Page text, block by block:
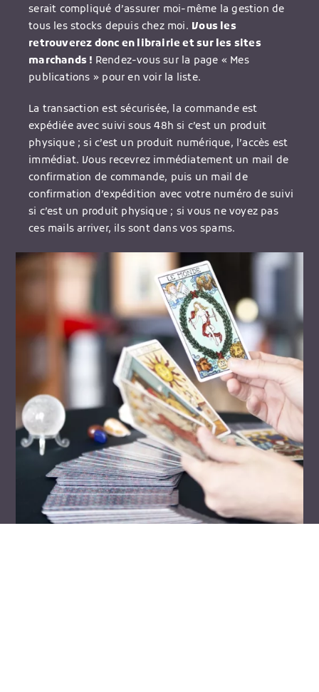
serait compliqué d’assurer moi-même la gestion de
tous les stocks depuis chez moi. Vous les
retrouverez donc en librairie et sur les sites
marchands ! Rendez-vous sur la page « Mes
publications » pour en voir la liste.
La transaction est sécurisée, la commande est
expédiée avec suivi sous 48h si c’est un produit
physique ; si c’est un produit numérique, l’accès est
immédiat. Vous recevrez immédiatement un mail de
confirmation de commande, puis un mail de
confirmation d’expédition avec votre numéro de suivi
si c’est un produit physique ; si vous ne voyez pas
ces mails arriver, ils sont dans vos spams.